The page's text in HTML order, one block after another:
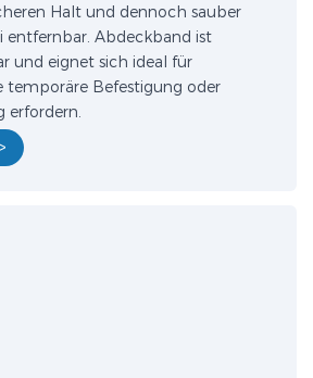
Halt und dennoch sauber
entfernbar. Abdeckband ist
und eignet sich ideal für
temporäre Befestigung oder
erfordern.